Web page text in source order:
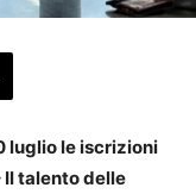
luglio le iscrizioni
Il talento delle